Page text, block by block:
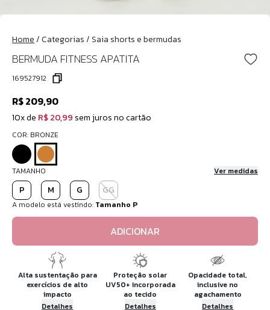
Home/Categorias/Saia shorts e bermudas
BERMUDA FITNESS APATITA
169527912
R$ 209,90
10x de R$ 20,99 sem juros no cartão
COR: BRONZE
TAMANHO Ver medidas
P M G GG
A modelo está vestindo: Tamanho P
ADICIONAR
Alta sustentação para
exercícios de alto
impacto
Detalhes
Proteção solar
UV50+ incorporada
ao tecido
Detalhes
Opacidade total,
inclusive no
agachamento
Detalhes